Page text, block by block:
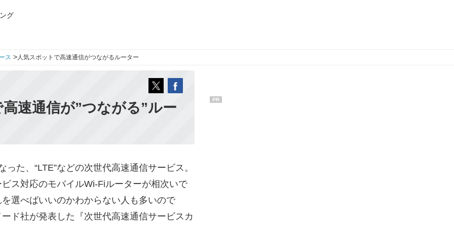
グ
ス >人気スポットで高速通信がつながるルーター
速通信が”つながる”ルー
た、“LTE”などの次世代高速通信サービス。
ス対応のモバイルWi-Fiルーターが相次いで
選べばいいのかわからない人も多いので
ド社が発表した『次世代高速通信サービスカ
PR